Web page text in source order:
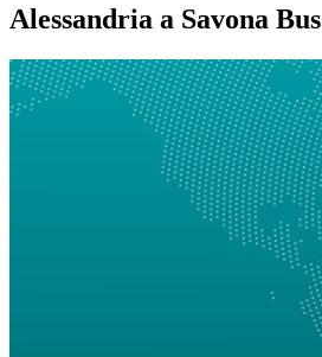
Alessandria a Savona Bus